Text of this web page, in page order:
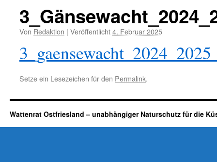
Von Redaktion | Veröffentlicht4. Februar 2025
Setze ein Lesezeichen für den Permalink.
Wattenrat Ostfriesland – unabhängiger Naturschutz für die